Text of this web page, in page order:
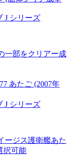
J シリーズ
一部をクリアー成
あたご (2007年
J シリーズ
ージス護衛艦あた
択可能